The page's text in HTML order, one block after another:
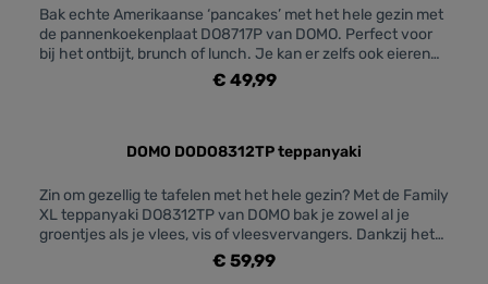
een stijlvolle toets, maar ook voor een veilige verplaatsing.
Bak echte Amerikaanse ‘pancakes’ met het hele gezin met
de pannenkoekenplaat DO8717P van DOMO. Perfect voor
bij het ontbijt, brunch of lunch. Je kan er zelfs ook eieren
op bakken. Op deze bakplaat kan je tot maximum 6
pannenkoekjes tegelijkertijd bakken. Het toestel is uiterst
handvaten vervaardigd uit hout zorgen voor een stijlvolle
temperatuurknop te draaien om het toestel aan of uit te
zetten.
€ 49,99
DOMO DODO8312TP teppanyaki
Zin om gezellig te tafelen met het hele gezin? Met de Family
XL teppanyaki DO8312TP van DOMO bak je zowel al je
groentjes als je vlees, vis of vleesvervangers. Dankzij het
grote bakoppervlak van 70 op 22 cm is er voldoende plaats
om te koken voor je familie of vriendenkring. Zo kan
€ 59,99